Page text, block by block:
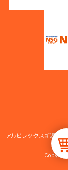
アルビレックス新潟公